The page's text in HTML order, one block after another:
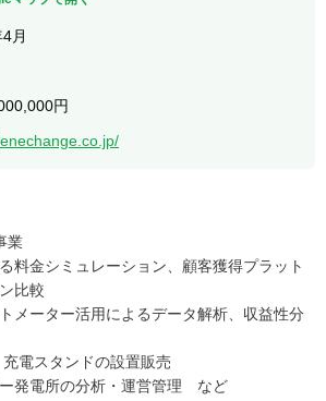
月
円
業
料金シミュレーション、顧客獲得プラット
比較
メーター活用によるデータ解析、収益性分
充電スタンドの設置販売
発電所の分析・運営管理　など